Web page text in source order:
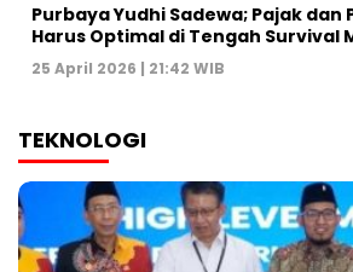
Purbaya Yudhi Sadewa; Pajak
Harus Optimal di Tengah Survival
25 April 2026 | 21:42 WIB
TEKNOLOGI